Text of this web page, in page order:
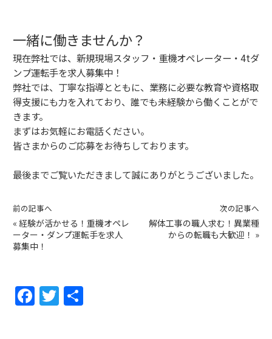
一緒に働きませんか？
現在弊社では、新規現場スタッフ・重機オペレーター・4tダ
ンプ運転手を求人募集中！
弊社では、丁寧な指導とともに、業務に必要な教育や資格取
得支援にも力を入れており、誰でも未経験から働くことがで
きます。
まずはお気軽にお電話ください。
皆さまからのご応募をお待ちしております。
最後までご覧いただきまして誠にありがとうございました。
前の記事へ
« 経験が活かせる！重機オペレ
ーター・ダンプ運転手を求人
募集中！
次の記事へ
解体工事の職人求む！異業種
からの転職も大歓迎！ »
F
a
T
w